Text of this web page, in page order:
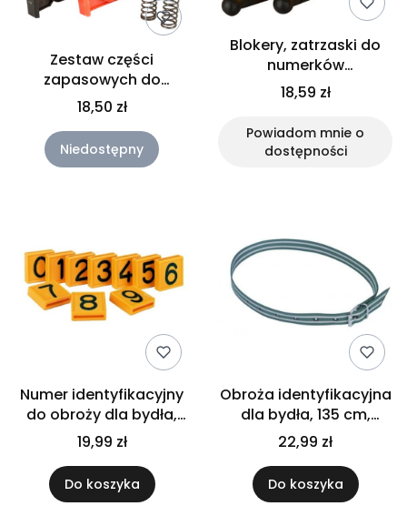
Zestaw części
zapasowych do
kolczykownicy
PrimaFlex, Kerbl
18,50 zł
Niedostępny
Blokery, zatrzaski do
numerków
identyfikacyjnych, 12
szt., Kerbl
18,59 zł
Powiadom mnie o
dostępności
Numer identyfikacyjny
do obroży dla bydła,
żółty, 10 szt., Kerbl
19,99 zł
Do koszyka
Obroża identyfikacyjna
dla bydła, 135 cm,
zielony/biały Kerbl
22,99 zł
Do koszyka